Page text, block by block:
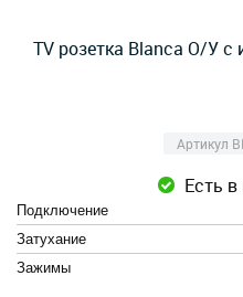
TV розетка Blanca О/У с
Артикул
Есть
Подключение
Затухание
Зажимы